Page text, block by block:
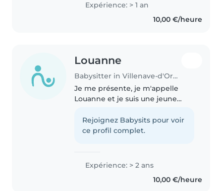
Expérience: > 1 an
10,00 €/heure
Louanne
Babysitter in Villenave-d'Ornon
Je me présente, je m'appelle
Louanne et je suis une jeune
effet, depuis mon plus jeune âge
je participe à différents
Rejoignez Babysits pour voir
ce profil complet.
Expérience: > 2 ans
10,00 €/heure